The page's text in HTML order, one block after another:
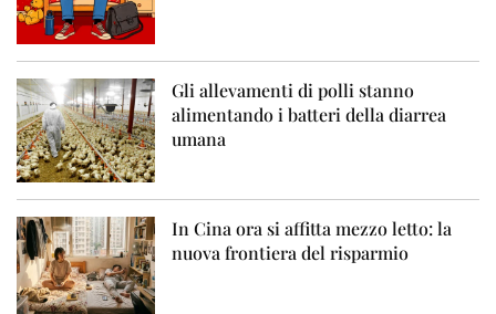
Gli allevamenti di polli stanno
alimentando i batteri della diarrea
umana
In Cina ora si affitta mezzo letto: la
nuova frontiera del risparmio